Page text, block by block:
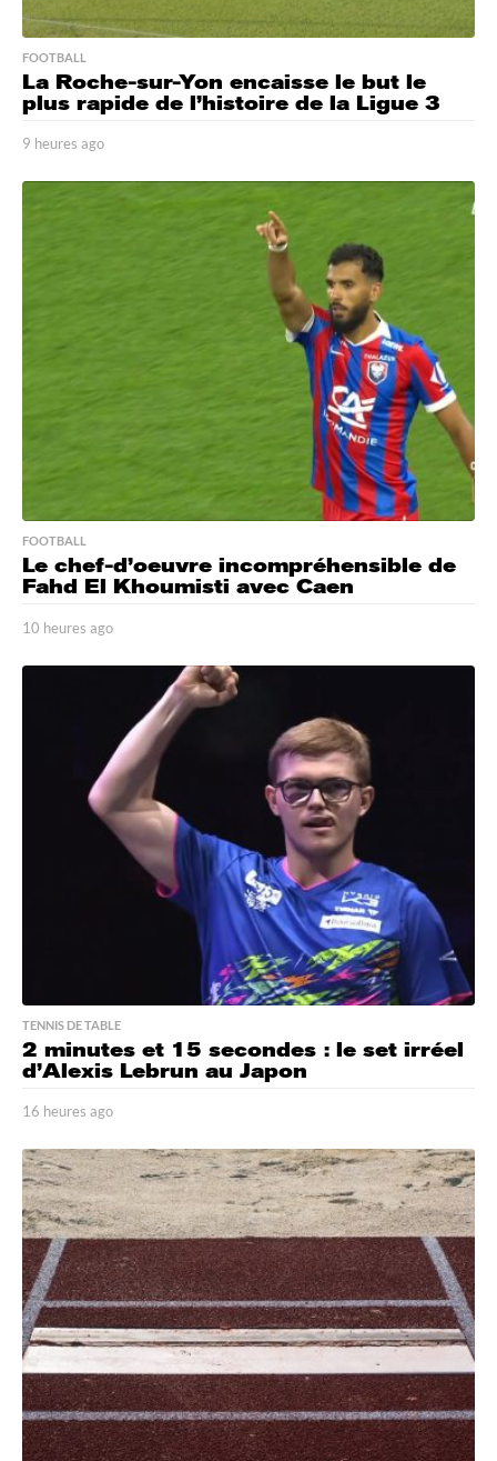
FOOTBALL
La Roche-sur-Yon encaisse le but le
plus rapide de l’histoire de la Ligue 3
9 heures ago
e
FOOTBALL
Le chef-d’oeuvre incompréhensible de
Fahd El Khoumisti avec Caen
10 heures ago
h
e
s
a
g
o
TENNIS DE TABLE
2 minutes et 15 secondes : le set irréel
d’Alexis Lebrun au Japon
16 heures ago
h
e
u
r
e
s
a
g
o